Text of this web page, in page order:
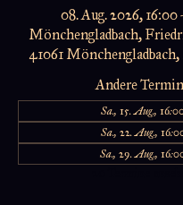
08. Aug. 2026, 16:00
Mönchengladbach,
41061
Andere
Sa., 15. Aug.,
Sa., 22. Aug.,
Sa., 29. Aug.,